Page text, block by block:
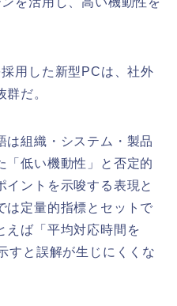
用した新型PCは、社外
だ。
は組織・システム・製品
「低い機動性」と否定的
イントを示唆する表現と
は定量的指標とセットで
えば「平均対応時間を
すと誤解が生じにくくな